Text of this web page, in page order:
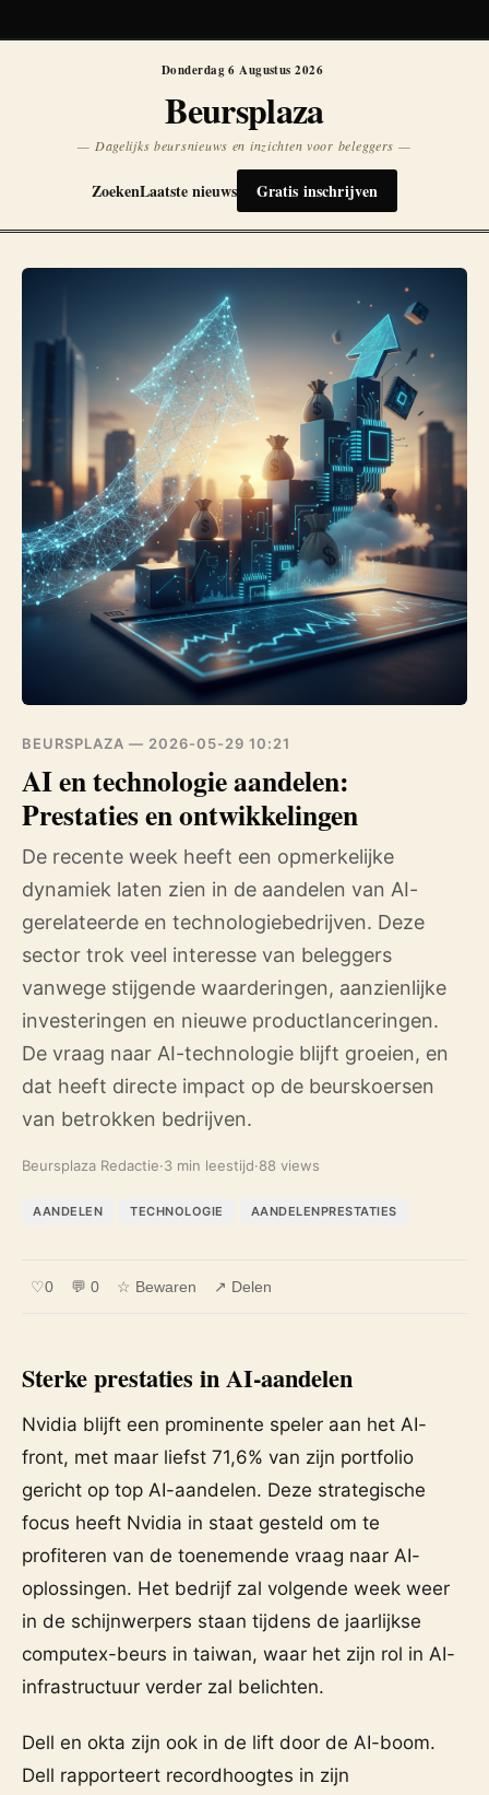
Donderdag 6 Augustus 2026
Beursplaza
— Dagelijks beursnieuws en inzichten voor beleggers —
ZoekenLaatste nieuws Gratis inschrijven
BEURSPLAZA — 2026-05-29 10:21
AI en technologie aandelen:
Prestaties en ontwikkelingen
De recente week heeft een opmerkelijke
dynamiek laten zien in de aandelen van AI-
gerelateerde en technologiebedrijven. Deze
sector trok veel interesse van beleggers
vanwege stijgende waarderingen, aanzienlijke
investeringen en nieuwe productlanceringen.
De vraag naar AI-technologie blijft groeien, en
dat heeft directe impact op de beurskoersen
van betrokken bedrijven.
Beursplaza Redactie·3 min leestijd·88 views
AANDELEN TECHNOLOGIE AANDELENPRESTATIES
♡0 💬 0 ☆ Bewaren ↗ Delen
Sterke prestaties in AI-aandelen
Nvidia blijft een prominente speler aan het AI-
front, met maar liefst 71,6% van zijn portfolio
gericht op top AI-aandelen. Deze strategische
focus heeft Nvidia in staat gesteld om te
profiteren van de toenemende vraag naar AI-
oplossingen. Het bedrijf zal volgende week weer
in de schijnwerpers staan tijdens de jaarlijkse
computex-beurs in taiwan, waar het zijn rol in AI-
infrastructuur verder zal belichten.
Dell en okta zijn ook in de lift door de AI-boom.
Dell rapporteert recordhoogtes in zijn